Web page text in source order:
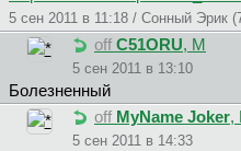
5 сен 2011 в 11:18 / Сонный Эрик
off C51ORU, М
5 сен 2011 в 13:10
Болезненный
off MyName Joker,
5 сен 2011 в 14:33